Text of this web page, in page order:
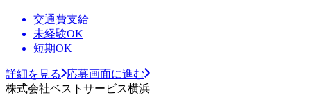
交通費支給
未経験OK
短期OK
詳細を見る
応募画面に進む
株式会社ベストサービス横浜